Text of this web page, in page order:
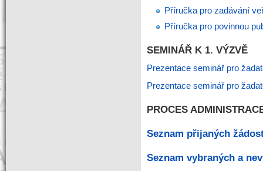
Příručka pro zadávání
Příručka pro povinnou
SEMINÁŘ K 1. VÝZVĚ
Prezentace seminář pro
Prezentace seminář pro
PROCES
Seznam přijaných
Seznam vybraných a